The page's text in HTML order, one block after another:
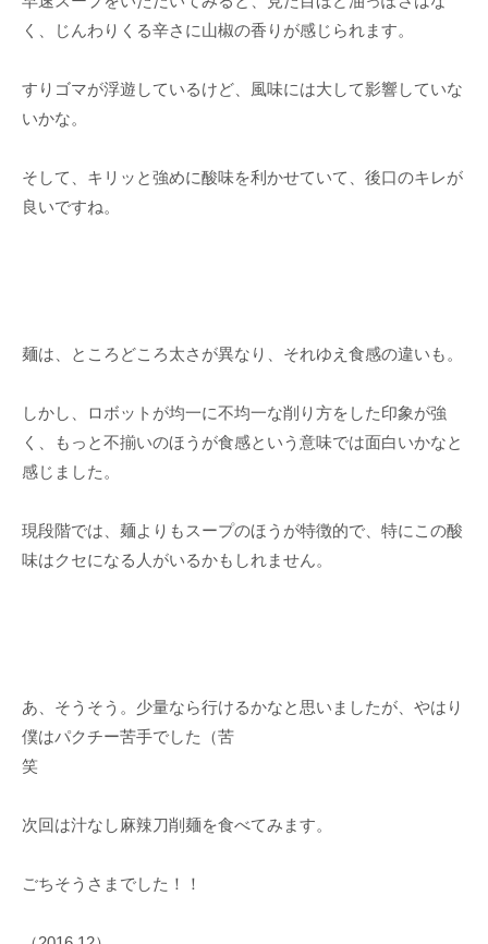
く、じんわりくる辛さに山椒の香りが感じられます。
すりゴマが浮遊しているけど、風味には大して影響していな
いかな。
そして、キリッと強めに酸味を利かせていて、後口のキレが
良いですね。
麺は、ところどころ太さが異なり、それゆえ食感の違いも。
しかし、ロボットが均一に不均一な削り方をした印象が強
く、もっと不揃いのほうが食感という意味では面白いかなと
感じました。
現段階では、麺よりもスープのほうが特徴的で、特にこの酸
味はクセになる人がいるかもしれません。
あ、そうそう。少量なら行けるかなと思いましたが、やはり
僕はパクチー苦手でした（苦
笑
次回は汁なし麻辣刀削麺を食べてみます。
ごちそうさまでした！！